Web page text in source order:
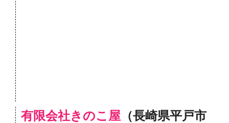
有限会社きのこ屋 （長崎県平戸市